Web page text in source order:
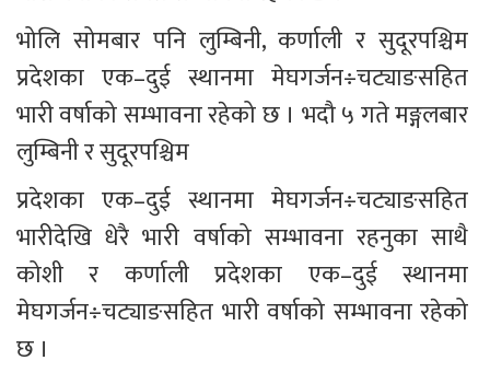
भोलि सोमबार पनि लुम्बिनी, कर्णाली र सुदूरपश्चिम
प्रदेशका एक–दुई स्थानमा मेघगर्जन÷चट्याङसहित
भारी वर्षाको सम्भावना रहेको छ । भदौ ५ गते मङ्गलबार
लुम्बिनी र सुदूरपश्चिम
प्रदेशका एक–दुई स्थानमा मेघगर्जन÷चट्याङसहित
भारीदेखि धेरै भारी वर्षाको सम्भावना रहनुका साथै
कोशी र कर्णाली प्रदेशका एक–दुई स्थानमा
मेघगर्जन÷चट्याङसहित भारी वर्षाको सम्भावना रहेको
छ ।